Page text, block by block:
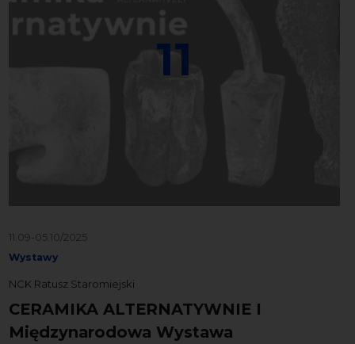
11
11.09-05.10/2025
Wystawy
NCK Ratusz Staromiejski
CERAMIKA ALTERNATYWNIE I
Międzynarodowa Wystawa